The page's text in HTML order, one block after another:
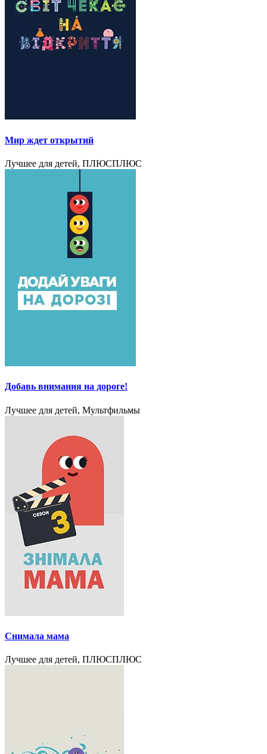
Мир ждет открытий
Лучшее для детей, ПЛЮСПЛЮС
Добавь внимания на дороге!
Лучшее для детей, Мультфильмы
Снимала мама
Лучшее для детей, ПЛЮСПЛЮС